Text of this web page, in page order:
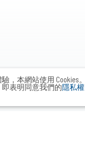
，本網站使用 Cookies。
表明同意我們的隱私權